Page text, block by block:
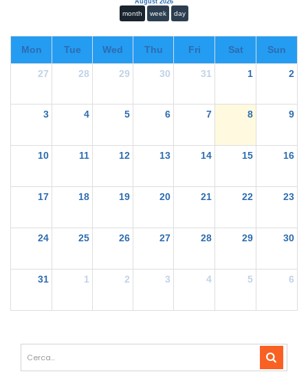
month week day
Mon Tue Wed Thu Fri Sat Sun
27 28 29 30 31 1 2
3 4 5 6 7 8 9
10 11 12 13 14 15 16
17 18 19 20 21 22 23
24 25 26 27 28 29 30
31 1 2 3 4 5 6